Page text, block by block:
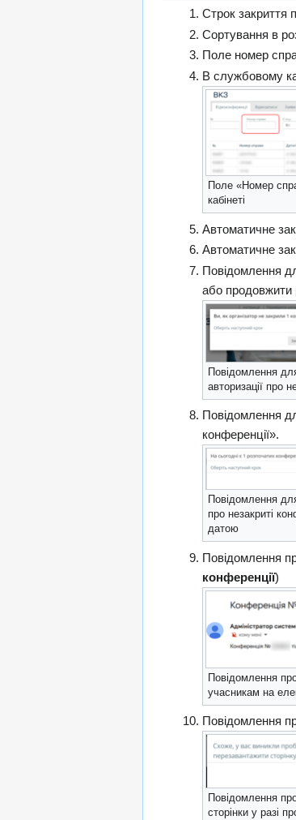
Строк закриття
Сортування в
Поле номер
В службовому
Поле «Номер
кабінеті
Автоматичне
Автоматичне
Повідомлення
або продовжити
Повідомлення
авторизації про
Повідомлення
конференції».
Повідомлення
про незакриті
датою
Повідомлення
конференції)
Повідомлення
учасникам на
Повідомлення
Повідомлення
сторінки у разі